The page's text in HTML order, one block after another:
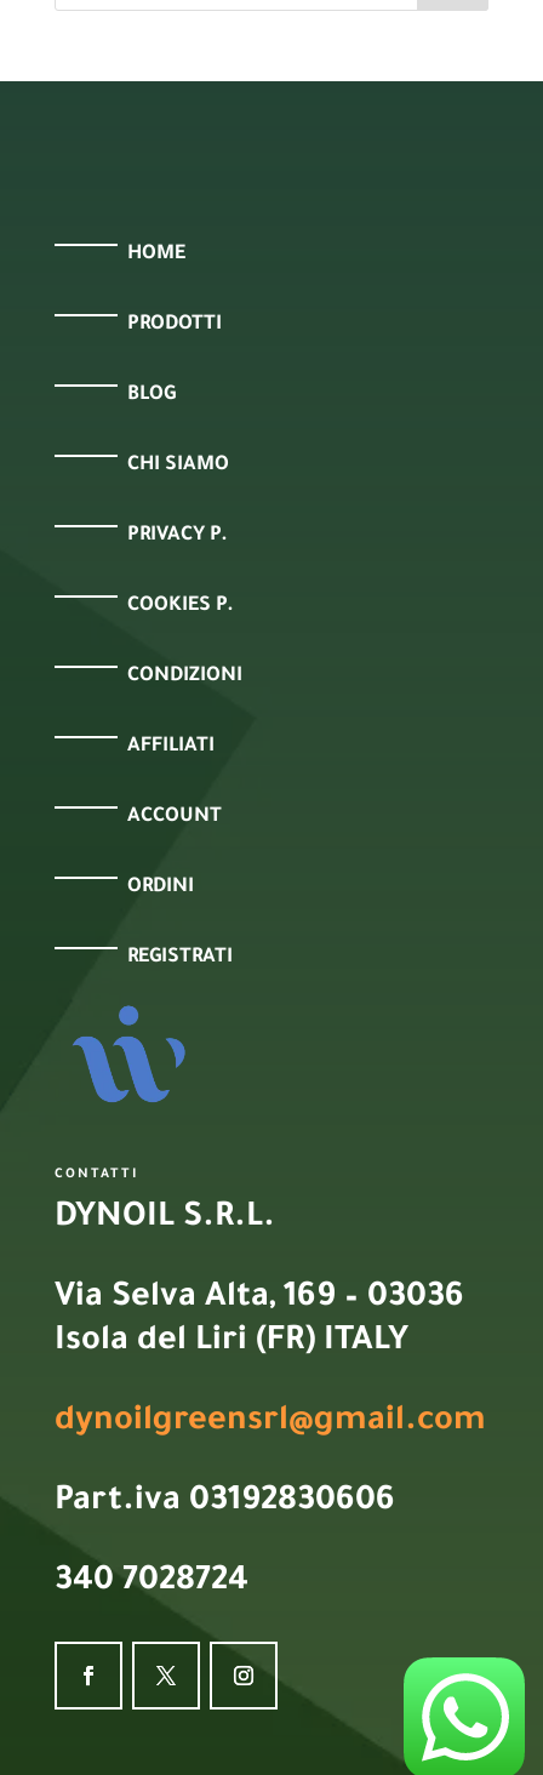
HOME
PRODOTTI
BLOG
CHI SIAMO
PRIVACY P.
COOKIES P.
CONDIZIONI
AFFILIATI
ACCOUNT
ORDINI
REGISTRATI
CONTATTI
DYNOIL S.R.L.
Via Selva Alta, 169 – 03036
Isola del Liri (FR) ITALY
dynoilgreensrl@gmail.com
Part.iva 03192830606
340 7028724